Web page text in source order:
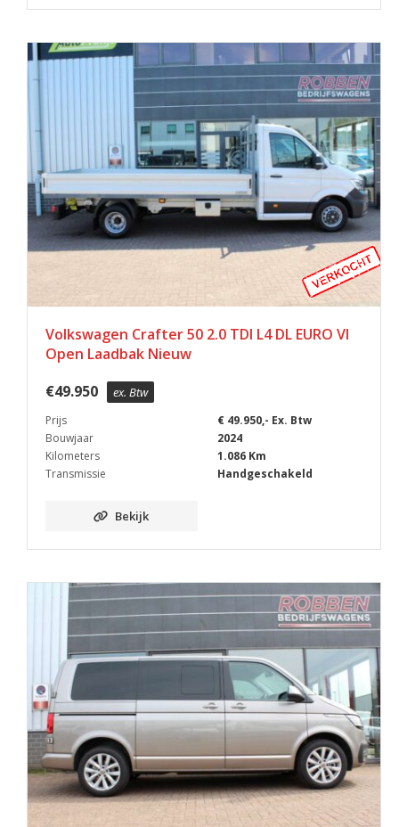
Volkswagen Crafter 50 2.0 TDI L4 DL EURO VI
Open Laadbak Nieuw
€49.950 ex. Btw
Prijs
€ 49.950,- Ex. Btw
Bouwjaar
2024
Kilometers
1.086 Km
Transmissie
Handgeschakeld
Bekijk